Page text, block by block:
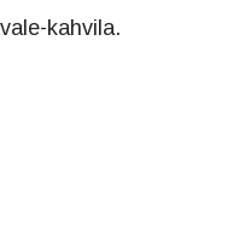
kahvila.